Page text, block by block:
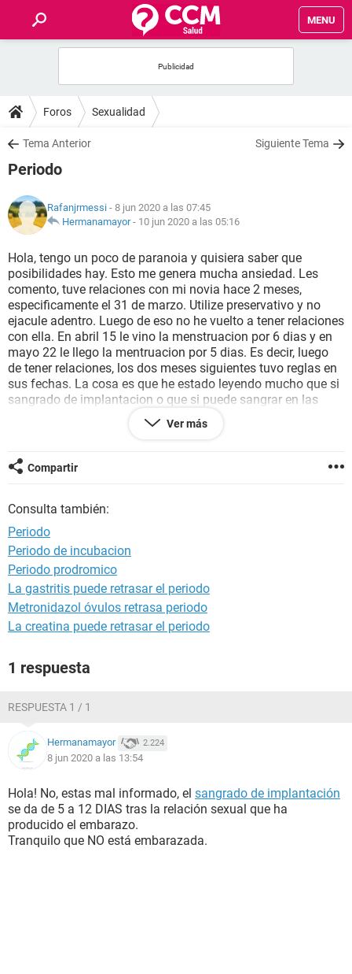
MENU
FOROS
SALUD
NUTRICIÓN
BIENESTAR
SEXUALIDAD
GLOSARIO
Foros Sexualidad
Tema Anterior Siguiente Tema
Periodo
Rafanjrmessi - 8 jun 2020 a las 07:45
Hermanamayor- 10 jun 2020 a las 05:16
Hola, tengo un poco de paranoia y quisiera saber que
posibilidades hay. Esto me genera mucha ansiedad. Les
comento, tuve relaciones con mi novia hace 2 meses,
especificamente el 31 de marzo. Utilize preservativo y no
ejacule adentro. Luego de eso no he vuelto a tener relaciones
con ella. En abril 15 le vino la menstruacion por 6 dias y en
mayo 22 le llego la mentruacion por 5 dias. Es decir, luego
de tener relaciones, los dos meses siguientes tuvo reglas en
sus fechas. La cosa es que he estado leyendo mucho que si
sangrado de implantacion o que si puede sangrar en las
primeras 12 semanas y eso me tiene un poco pensativo. Hay
alguna posibilidad de embarazo o solo estoy pensando
Ver más
Compartir
Consulta también:
Periodo
Periodo de incubacion
Periodo prodromico
La gastritis puede retrasar el periodo
Metronidazol óvulos retrasa periodo
La creatina puede retrasar el periodo
1 respuesta
RESPUESTA 1 / 1
Hermanamayor 2.224
8 jun 2020 a las 13:54
Hola! No, estas mal informado, el sangrado de implantación
se da de 5 a 12 DIAS tras la relación sexual que ha
producido el embarazo.
Tranquilo que NO está embarazada.